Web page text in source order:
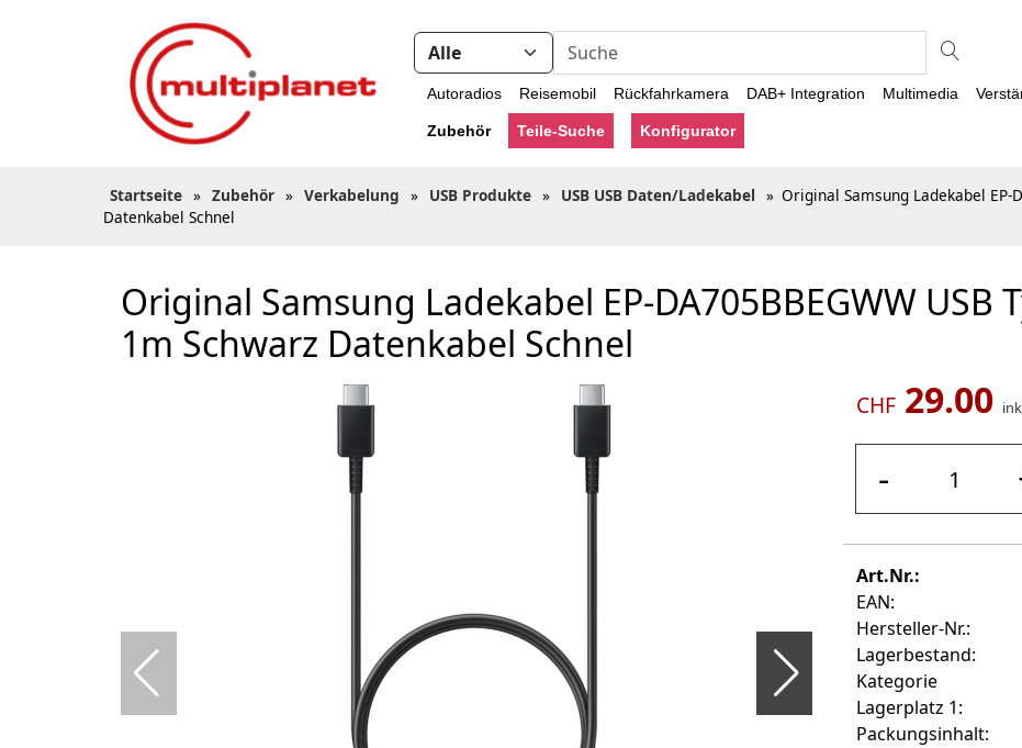
Autoradios Reisemobil Rückfahrkamera DAB+ Integration Multimedia
Zubehör Teile-Suche Konfigurator
Startseite » Zubehör » Verkabelung » USB Produkte » USB USB Daten/Ladekabel » Original Samsung Ladekabel EP-
Datenkabel Schnel
Original Samsung Ladekabel EP-DA705BBEGWW USB
1m Schwarz Datenkabel Schnel
CHF29.00
-
Art.Nr.:
EAN:
Hersteller-Nr.:
Lagerbestand:
Kategorie
Lagerplatz 1:
Packungsinhalt: